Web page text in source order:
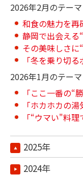
2026年2月のテーマ
和食の魅力を再
静岡で出会える
その美味しさに
「冬を乗り切
2026年1月のテーマ
「ここ一番の“
「ホカホカの
「“ウマい"料
2025年
2024年